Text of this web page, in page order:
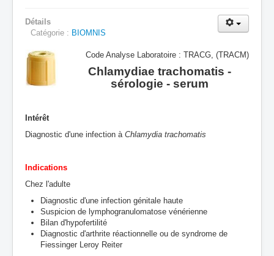
Détails
Catégorie : BIOMNIS
Code Analyse Laboratoire : TRACG, (TRACM)
Chlamydiae trachomatis -
sérologie - serum
Intérêt
Diagnostic d'une infection à Chlamydia trachomatis
Indications
Chez l'adulte
Diagnostic d'une infection génitale haute
Suspicion de lymphogranulomatose vénérienne
Bilan d'hypofertilité
Diagnostic d'arthrite réactionnelle ou de syndrome de
Fiessinger Leroy Reiter